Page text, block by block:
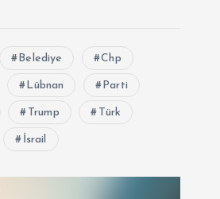
Belediye Chp
Lübnan Parti
Trump Türk
İsrail